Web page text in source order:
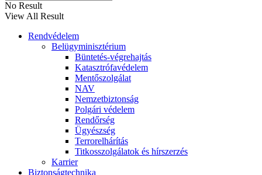
No Result
View All Result
Rendvédelem
Belügyminisztérium
Büntetés-végrehajtás
Katasztrófavédelem
Mentőszolgálat
NAV
Nemzetbiztonság
Polgári védelem
Rendőrség
Ügyészség
Terrorelhárítás
Titkosszolgálatok és hírszerzés
Karrier
Biztonságtechnika